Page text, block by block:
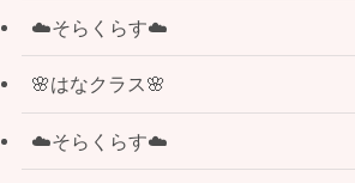
☁️そらくらす☁️
🌸はなクラス🌸
☁️そらくらす☁️